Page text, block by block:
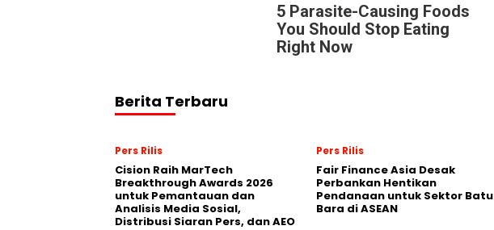
5 Parasite-Causing Foods
You Should Stop Eating
Right Now
Berita Terbaru
Pers Rilis
Cision Raih MarTech
Breakthrough Awards 2026
untuk Pemantauan dan
Analisis Media Sosial,
Distribusi Siaran Pers, dan AEO
Pers Rilis
Fair Finance Asia Desak
Perbankan Hentikan
Pendanaan untuk Sektor Batu
Bara di ASEAN